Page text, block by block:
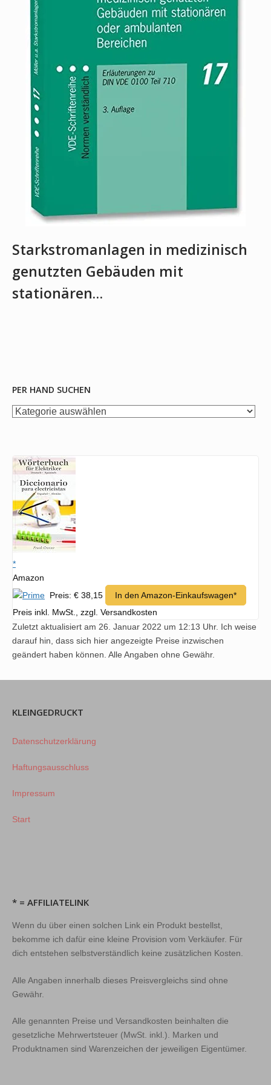
Starkstromanlagen in medizinisch
genutzten Gebäuden mit
stationären…
PER HAND SUCHEN
per
*
Amazon
Preis: € 38,15
In den Amazon-Einkaufswagen*
Preis inkl. MwSt., zzgl. Versandkosten
Zuletzt aktualisiert am 26. Januar 2022 um 12:13 Uhr. Ich weise
darauf hin, dass sich hier angezeigte Preise inzwischen
geändert haben können. Alle Angaben ohne Gewähr.
KLEINGEDRUCKT
Datenschutzerklärung
Haftungsausschluss
Impressum
Start
* = AFFILIATELINK
Wenn du über einen solchen Link ein Produkt bestellst,
bekomme ich dafür eine kleine Provision vom Verkäufer. Für
dich entstehen selbstverständlich keine zusätzlichen Kosten.
Alle Angaben innerhalb dieses Preisvergleichs sind ohne
Gewähr.
Alle genannten Preise und Versandkosten beinhalten die
gesetzliche Mehrwertsteuer (MwSt. inkl.). Marken und
Produktnamen sind Warenzeichen der jeweiligen Eigentümer.